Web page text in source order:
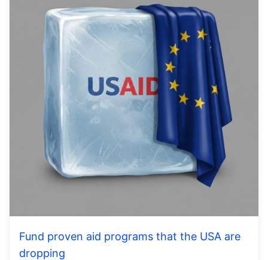
Fund proven aid programs that the USA are
dropping